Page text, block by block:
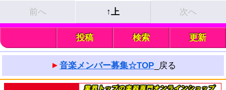
前へ ↑上 次へ
投稿 検索 更新
音楽メンバー募集☆TOP _戻る